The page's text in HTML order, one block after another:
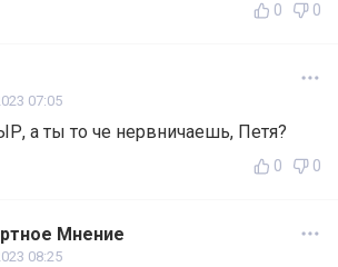
0 0
07:05
а ты то че нервничаешь, Петя?
0 0
Мнение
08:25